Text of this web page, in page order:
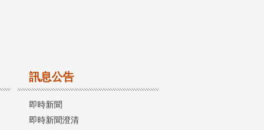
訊息公告
即時新聞
即時新聞澄清